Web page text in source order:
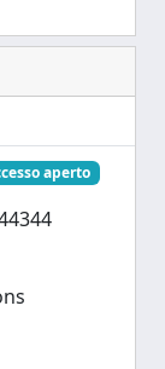
aperto